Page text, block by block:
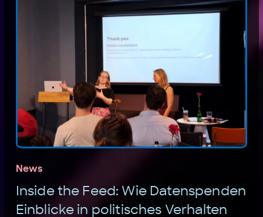
News
Inside the Feed: Wie Datenspenden
Einblicke in politisches Verhalten